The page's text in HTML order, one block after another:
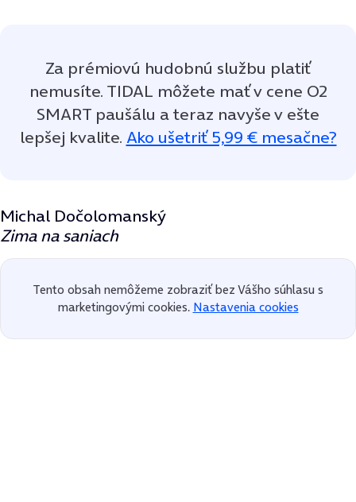
​​Za prémiovú hudobnú službu platiť
nemusíte. TIDAL môžete mať v cene O2
SMART paušálu a teraz navyše v ešte
lepšej kvalite. Ako ušetriť 5,99 € mesačne?
Michal Dočolomanský
Zima na saniach
Tento obsah nemôžeme zobraziť bez Vášho súhlasu s
marketingovými cookies. Nastavenia cookies